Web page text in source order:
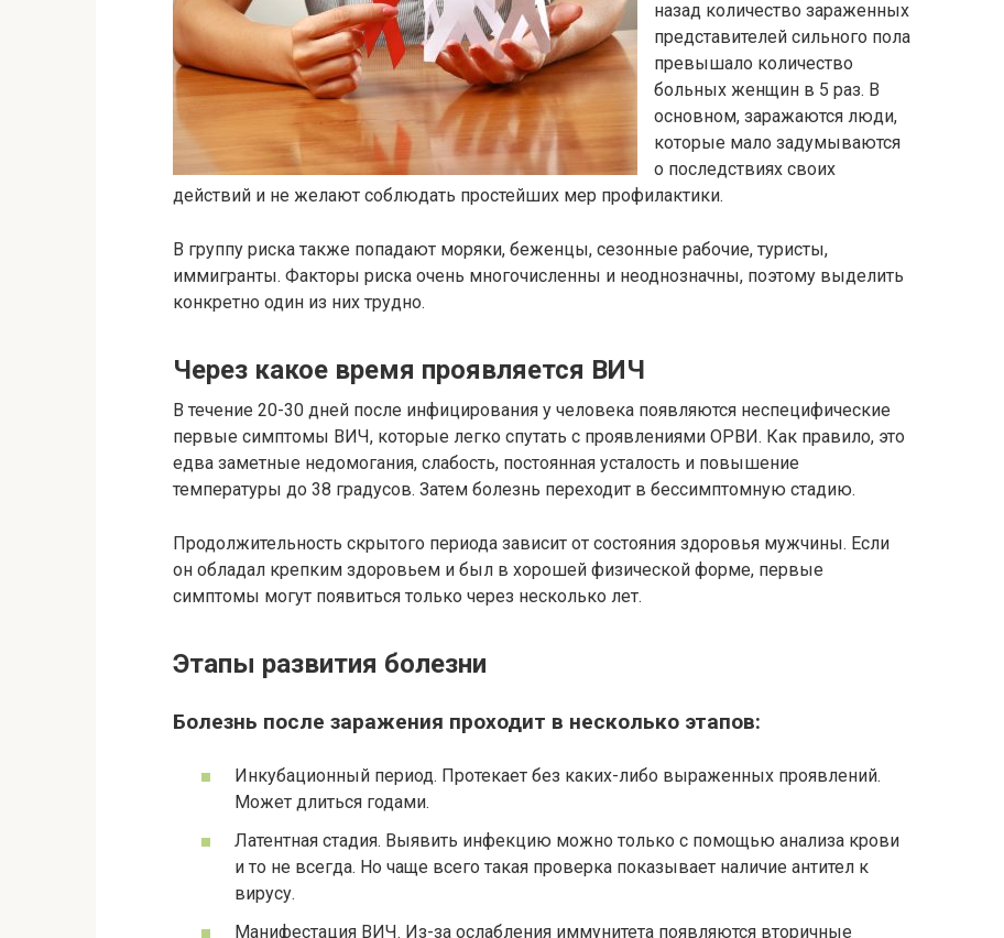
назад количество зараженных
представителей сильного пола
превышало количество
больных женщин в 5 раз. В
основном, заражаются люди,
которые мало задумываются
о последствиях своих
действий и не желают соблюдать простейших мер профилактики.
В группу риска также попадают моряки, беженцы, сезонные рабочие, туристы,
иммигранты. Факторы риска очень многочисленны и неоднозначны, поэтому выделить
конкретно один из них трудно.
Через какое время проявляется ВИЧ
В течение 20-30 дней после инфицирования у человека появляются неспецифические
первые симптомы ВИЧ, которые легко спутать с проявлениями ОРВИ. Как правило, это
едва заметные недомогания, слабость, постоянная усталость и повышение
температуры до 38 градусов. Затем болезнь переходит в бессимптомную стадию.
Продолжительность скрытого периода зависит от состояния здоровья мужчины. Если
он обладал крепким здоровьем и был в хорошей физической форме, первые
симптомы могут появиться только через несколько лет.
Этапы развития болезни
Болезнь после заражения проходит в несколько этапов:
Инкубационный период. Протекает без каких-либо выраженных проявлений.
Может длиться годами.
Латентная стадия. Выявить инфекцию можно только с помощью анализа крови
и то не всегда. Но чаще всего такая проверка показывает наличие антител к
вирусу.
Манифестация ВИЧ. Из-за ослабления иммунитета появляются вторичные